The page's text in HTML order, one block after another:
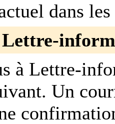
dans
Lettre-
à Lettre-
Un